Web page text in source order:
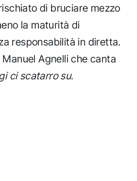
di bruciare mezzo
la maturità di
responsabilità in diretta.
Agnelli che canta
ci scatarro su.